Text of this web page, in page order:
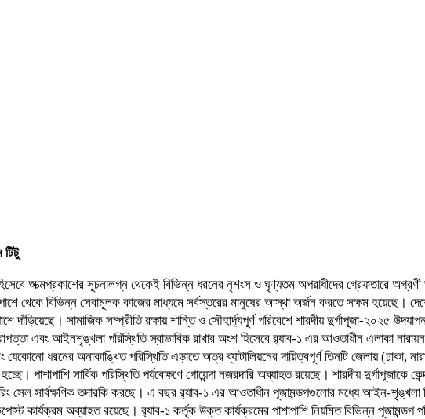
টিটু
আত্মপ্রকাশের সূচনালগ্ন থেকেই বিভিন্ন ধরনের নৃশংস ও ঘৃণ্যতম অপরাধীদের গ্রেফতারে
থেকে বিভিন্ন সেবামূলক কাজের মাধ্যমে সর্বস্তরের মানুষের আস্থা অর্জন করতে সক্ষম হয়েছে।
দাঁড়িয়েছে। সামাজিক সম্প্রীতি রক্ষায় শান্তি ও সৌহার্দ্যপূর্ণ পরিবেশে শারদীয় দুর্গাপূজা-২০২৫
এবং আইনশৃঙ্খলা পরিস্থিতি স্বাভাবিক রাখার অংশ হিসেবে র‌্যাব-১ এর আওতাধীন এলাকা
ধরনের অনাকাঙ্খিত পরিস্থিতি এড়াতে অত্র ব্যাটালিয়নের দায়িত্বপূর্ণ তিনটি জেলায় (ঢাকা,
হচ্ছে। পাশাপাশি সার্বিক পরিস্থিতি পর্যবেক্ষণে গোয়েন্দা নজরদারি অব্যাহত রয়েছে। শারদীয়
সেল সার্বক্ষণিক তদারকি করছে। এ বছর র‌্যাব-১ এর আওতাধীন পূজামন্ডপগুলোর মধ্যে আইন-শৃঙ্খলা
কার্যক্রম অব্যাহত রয়েছে। র‌্যাব-১ কর্তৃক উক্ত কার্যক্রমের পাশাপাশি নিয়মিত বিভিন্ন